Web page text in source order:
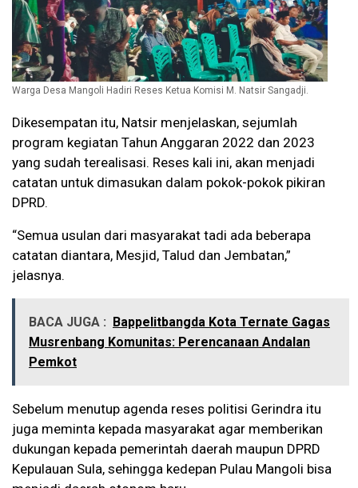
Warga Desa Mangoli Hadiri Reses Ketua Komisi M. Natsir Sangadji.
Dikesempatan itu, Natsir menjelaskan, sejumlah
program kegiatan Tahun Anggaran 2022 dan 2023
yang sudah terealisasi. Reses kali ini, akan menjadi
catatan untuk dimasukan dalam pokok-pokok pikiran
DPRD.
“Semua usulan dari masyarakat tadi ada beberapa
catatan diantara, Mesjid, Talud dan Jembatan,”
jelasnya.
BACA JUGA : Bappelitbangda Kota Ternate Gagas
Musrenbang Komunitas: Perencanaan Andalan
Pemkot
Sebelum menutup agenda reses politisi Gerindra itu
juga meminta kepada masyarakat agar memberikan
dukungan kepada pemerintah daerah maupun DPRD
Kepulauan Sula, sehingga kedepan Pulau Mangoli bisa